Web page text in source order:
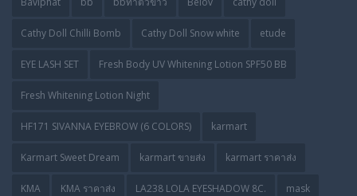
Cathy Doll Chilli Bomb Cathy Doll Snow white etude
EYE LASH SET Fresh Body UV Whitening Lotion SPF50 BB
Fresh Whitening Lotion Night
HF171 SIVANNA EYEBROW (6 COLORS) karmart
Karmart Sweet Dream karmart ขายส่ง karmart ราคาส่ง
KMA KMA ราคาส่ง LA238 LOLA EYESHADOW 8C. mask